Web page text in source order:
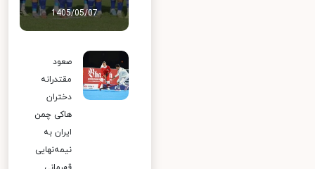
1405/05/07
صعود
مقتدرانه
دختران
هاکی چمن
ایران به
نیمه‌نهایی